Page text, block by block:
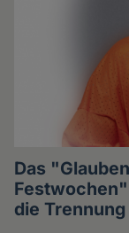
Das
die